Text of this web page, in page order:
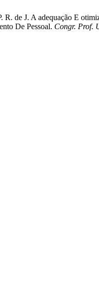
de J. A adequação E
De Pessoal. Congr. Prof.